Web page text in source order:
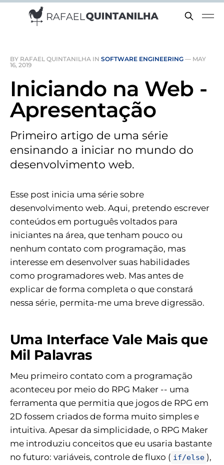
BY RAFAEL QUINTANILHA IN SOFTWARE ENGINEERING — MAY
16, 2019
Iniciando na Web -
Apresentação
Primeiro artigo de uma série
ensinando a iniciar no mundo do
desenvolvimento web.
Esse post inicia uma série sobre
desenvolvimento web. Aqui, pretendo escrever
conteúdos em português voltados para
iniciantes na área, que tenham pouco ou
nenhum contato com programação, mas
interesse em desenvolver suas habilidades
como programadores web. Mas antes de
explicar de forma completa o que constará
nessa série, permita-me uma breve digressão.
Uma Interface Vale Mais que
Mil Palavras
Meu primeiro contato com a programação
aconteceu por meio do RPG Maker -- uma
ferramenta que permitia que jogos de RPG em
2D fossem criados de forma muito simples e
intuitiva. Apesar da simplicidade, o RPG Maker
me introduziu conceitos que eu usaria bastante
no futuro: variáveis, controle de fluxo ( if/else ),